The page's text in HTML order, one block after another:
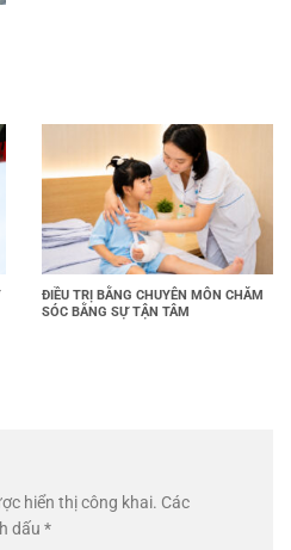
ĐIỀU TRỊ BẰNG CHUYÊN MÔN CHĂM
SÓC BẰNG SỰ TẬN TÂM
hiển thị công khai. Các
dấu *